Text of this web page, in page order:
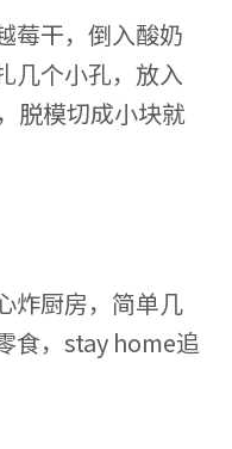
莓干，倒入酸奶
几个小孔，放入
脱模切成小块就
炸厨房，简单几
食，stay home追